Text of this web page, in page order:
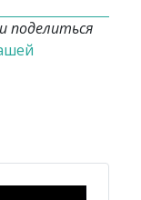
поделиться